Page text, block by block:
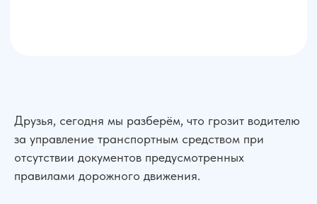
Друзья, сегодня мы разберём, что грозит водителю
за управление транспортным средством при
отсутствии документов предусмотренных
правилами дорожного движения.